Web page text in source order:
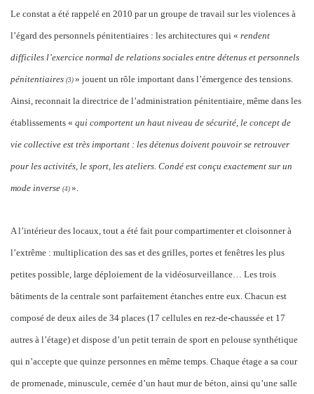
Le constat a été rappelé en 2010 par un groupe de travail sur les violences à
l’égard des personnels pénitentiaires : les architectures qui « rendent
difficiles l’exercice normal de relations sociales entre détenus et personnels
pénitentiaires (3) » jouent un rôle important dans l’émergence des tensions.
Ainsi, reconnait la directrice de l’administration pénitentiaire, même dans les
établissements « qui comportent un haut niveau de sécurité, le concept de
vie collective est très important : les détenus doivent pouvoir se retrouver
pour les activités, le sport, les ateliers. Condé est conçu exactement sur un
mode inverse (4) ».
A l’intérieur des locaux, tout a été fait pour compartimenter et cloisonner à
l’extrême : multiplication des sas et des grilles, portes et fenêtres les plus
petites possible, large déploiement de la vidéosurveillance… Les trois
bâtiments de la centrale sont parfaitement étanches entre eux. Chacun est
composé de deux ailes de 34 places (17 cellules en rez-de-chaussée et 17
autres à l’étage) et dispose d’un petit terrain de sport en pelouse synthétique
qui n’accepte que quinze personnes en même temps. Chaque étage a sa cour
de promenade, minuscule, cernée d’un haut mur de béton, ainsi qu’une salle